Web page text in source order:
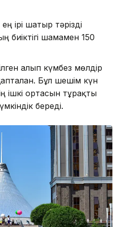
ірі шатыр тәрізді
биіктігі шамамен 150
алып күмбез мөлдір
Бұл шешім күн
ішкі ортасын тұрақты
береді.